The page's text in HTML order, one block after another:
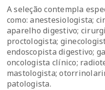
A seleção contempla
como: anestesiologista;
aparelho digestivo;
proctologista;
endoscopista digestivo;
oncologista clínico;
mastologista;
patologista.